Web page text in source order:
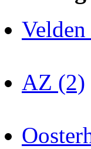
AZ (2)